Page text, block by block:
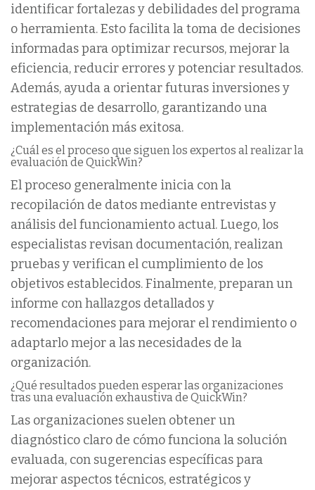
identificar fortalezas y debilidades del programa
o herramienta. Esto facilita la toma de decisiones
informadas para optimizar recursos, mejorar la
eficiencia, reducir errores y potenciar resultados.
Además, ayuda a orientar futuras inversiones y
estrategias de desarrollo, garantizando una
implementación más exitosa.
¿Cuál es el proceso que siguen los expertos al realizar la
evaluación de QuickWin?
El proceso generalmente inicia con la
recopilación de datos mediante entrevistas y
análisis del funcionamiento actual. Luego, los
especialistas revisan documentación, realizan
pruebas y verifican el cumplimiento de los
objetivos establecidos. Finalmente, preparan un
informe con hallazgos detallados y
recomendaciones para mejorar el rendimiento o
adaptarlo mejor a las necesidades de la
organización.
¿Qué resultados pueden esperar las organizaciones
tras una evaluación exhaustiva de QuickWin?
Las organizaciones suelen obtener un
diagnóstico claro de cómo funciona la solución
evaluada, con sugerencias específicas para
mejorar aspectos técnicos, estratégicos y